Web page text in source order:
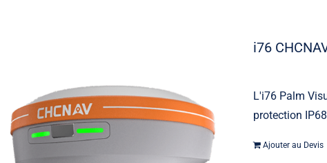
i76
L'i76 Palm
protection
Ajouter au Devis